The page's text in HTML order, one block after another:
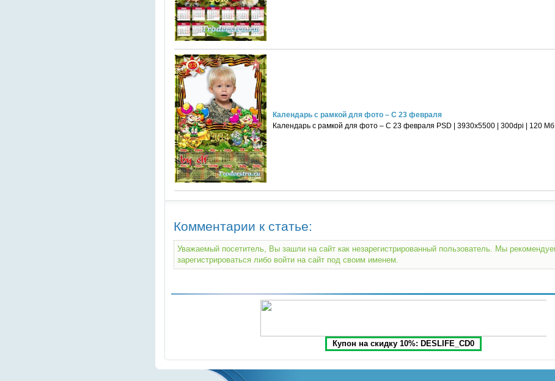
Календарь с рамкой для фото – С 23 февраля
Календарь с рамкой для фото – С 23 февраля PSD | 3930x5500 | 300dpi | 120 Мб
Комментарии к статье:
Уважаемый посетитель, Вы зашли на сайт как незарегистрированный пользователь. Мы
зарегистрироваться либо войти на сайт под своим именем.
Купон на скидку 10%: DESLIFE_CD0